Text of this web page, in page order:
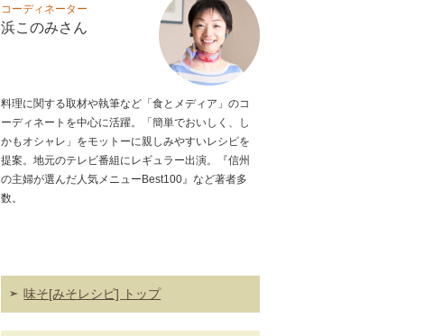
コーディネーター
浜このみさん
料理に関する取材や執筆など「食とメディア」のコ
ーディネートを中心に活躍。「簡単でおいしく、し
かもオシャレ」をモットーに親しみやすいレシピを
提案。地元のテレビ番組にレギュラー出演。『信州
の主婦が選んだ人気メニューBest100』など著者多
数。
味そ[みそレシピ] トップ